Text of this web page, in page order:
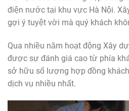
điện nước tại khu vực Hà Nội.
gợi ý tuyệt vời mà quý khách
Qua nhiều năm hoạt động Xây
được sự đánh giá cao từ phía
sở hữu số lượng hợp đồng
dịch vụ nhiều nhất.